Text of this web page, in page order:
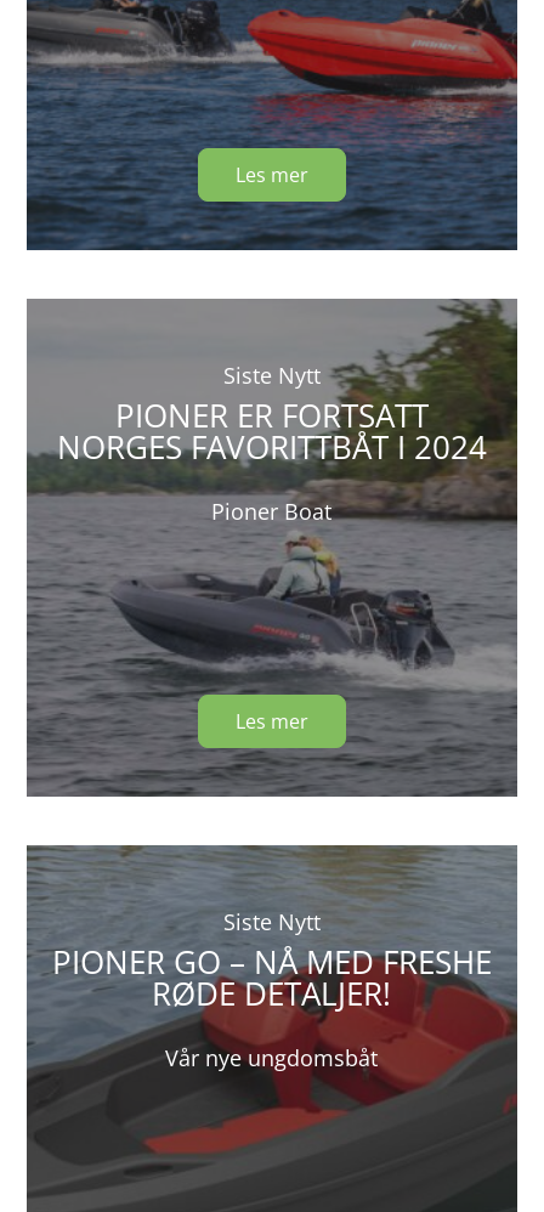
Les mer
Siste Nytt
PIONER ER FORTSATT
NORGES FAVORITTBÅT I 2024
Pioner Boat
Les mer
Siste Nytt
PIONER GO – NÅ MED FRESHE
RØDE DETALJER!
Vår nye ungdomsbåt